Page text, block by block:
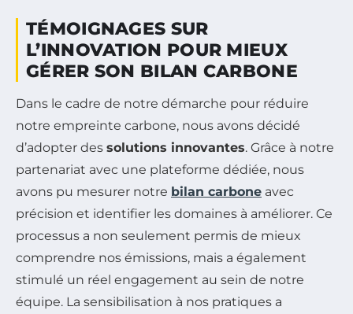
TÉMOIGNAGES SUR
L’INNOVATION POUR MIEUX
GÉRER SON BILAN CARBONE
Dans le cadre de notre démarche pour réduire
notre empreinte carbone, nous avons décidé
d’adopter des solutions innovantes. Grâce à notre
partenariat avec une plateforme dédiée, nous
avons pu mesurer notre bilan carbone avec
précision et identifier les domaines à améliorer. Ce
processus a non seulement permis de mieux
comprendre nos émissions, mais a également
stimulé un réel engagement au sein de notre
équipe. La sensibilisation à nos pratiques a